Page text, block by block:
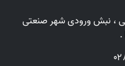
، نبش ورودی شهر صنعتی
.